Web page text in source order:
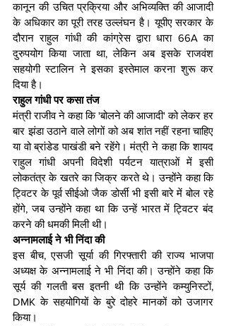
कानून की उचित प्रक्रिया और अभिव्यक्ति की आजादी
के अधिकार का पूरी तरह उल्लंघन है। यूपीए सरकार के
दौरान राहुल गांधी की कांग्रेस द्वारा धारा 66A का
दुरुपयोग किया जाता था, लेकिन अब इसके राजवंश
सहयोगी स्टालिन ने इसका इस्तेमाल करना शुरू कर
दिया है।
राहुल गांधी पर कसा तंज
मंत्री राजीव ने कहा कि 'बोलने की आजादी' को लेकर हर
बार झंडा उठाने वाले लोगों को अब शांत नहीं रहना चाहिए
या वो ब्रांडेड पाखंडी बने रहेंगे। मंत्री ने कहा कि शायद
राहुल गांधी अपनी विदेशी पर्यटन यात्राओं में इसी
लोकतंत्र के खतरे का जिक्र करते थे। उन्होंने कहा कि
ट्विटर के पूर्व सीईओ जैक डोर्सी भी इसी बारे में बोल रहे
होंगे, जब उन्होंने कहा था कि उन्हें भारत में ट्विटर बंद
करने की धमकी मिली थी।
अन्नामलाई ने भी निंदा की
इस बीच, एसजी सूर्या की गिरफ्तारी की राज्य भाजपा
अध्यक्ष के अन्नामलाई ने भी निंदा की। उन्होंने कहा कि
सूर्य की गलती बस इतनी थी कि उन्होंने कम्युनिस्टों,
DMK के सहयोगियों के बुरे दोहरे मानकों को उजागर
किया।